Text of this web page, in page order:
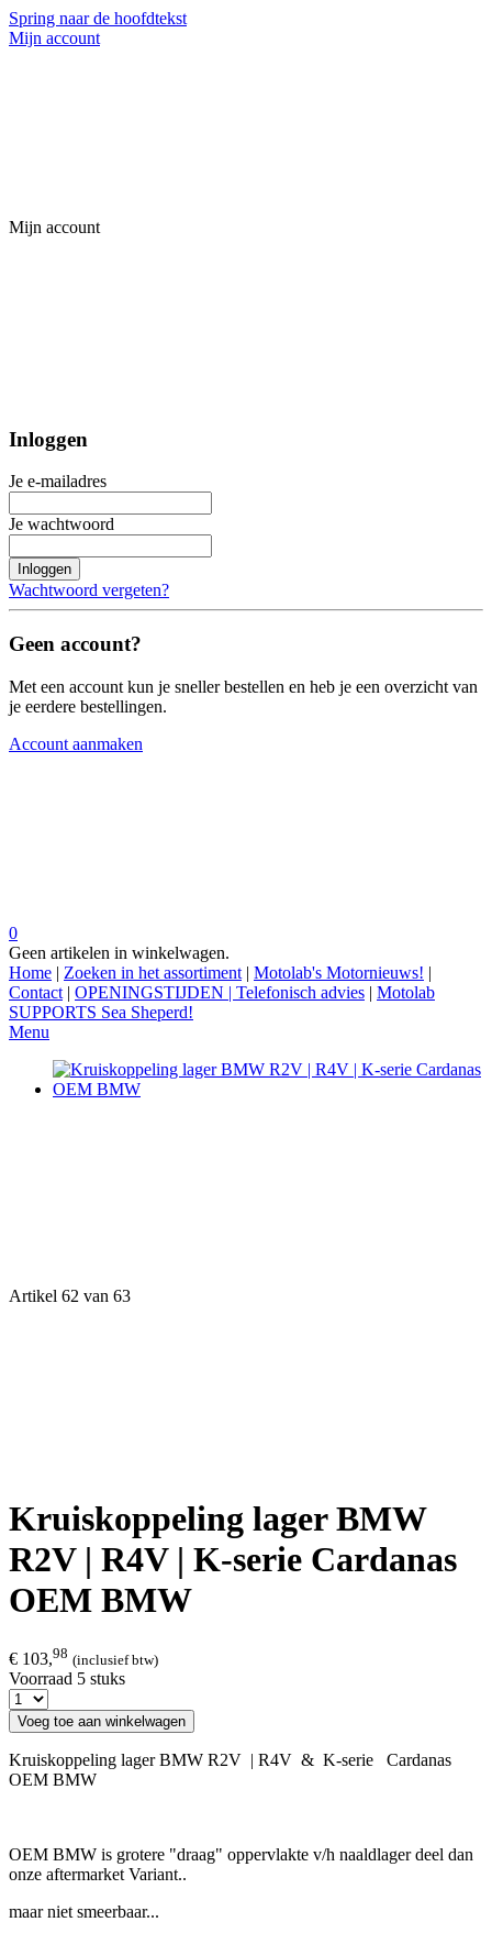
Spring naar de hoofdtekst
Mijn account
Mijn account
Inloggen
Je e-mailadres
Je wachtwoord
Inloggen
Wachtwoord vergeten?
Geen account?
Met een account kun je sneller bestellen en heb je een overzicht van
je eerdere bestellingen.
Account aanmaken
0
Geen artikelen in winkelwagen.
Home | Zoeken in het assortiment | Motolab's Motornieuws! |
Contact | OPENINGSTIJDEN | Telefonisch advies | Motolab
SUPPORTS Sea Sheperd!
Menu
Artikel 62 van 63
Kruiskoppeling lager BMW
R2V | R4V | K-serie Cardanas
OEM BMW
€ 103,98 (inclusief btw)
Voorraad 5 stuks
Voeg toe aan winkelwagen
Kruiskoppeling lager BMW R2V | R4V & K-serie Cardanas
OEM BMW
OEM BMW is grotere "draag" oppervlakte v/h naaldlager deel dan
onze aftermarket Variant..
maar niet smeerbaar...